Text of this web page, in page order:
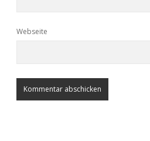
Webseite